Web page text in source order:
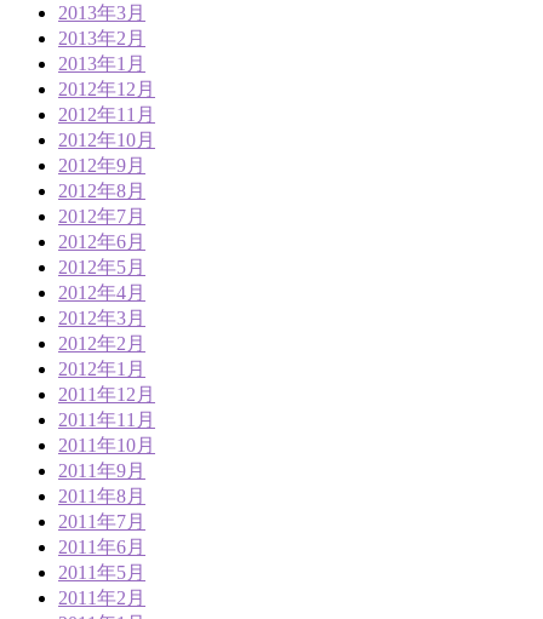
2013年3月
2013年2月
2013年1月
2012年12月
2012年11月
2012年10月
2012年9月
2012年8月
2012年7月
2012年6月
2012年5月
2012年4月
2012年3月
2012年2月
2012年1月
2011年12月
2011年11月
2011年10月
2011年9月
2011年8月
2011年7月
2011年6月
2011年5月
2011年2月